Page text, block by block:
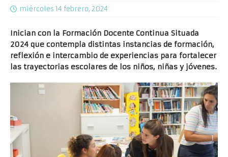
miércoles 14 febrero, 2024
Inician con la Formación Docente Continua Situada
2024 que contempla distintas instancias de formación,
reflexión e intercambio de experiencias para fortalecer
las trayectorias escolares de los niños, niñas y jóvenes.